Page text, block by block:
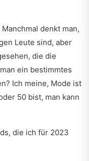
denkt man,
Leute sind, aber
die die
ein bestimmtes
Ich meine, Mode ist
50 bist, man kann
die ich für 2023